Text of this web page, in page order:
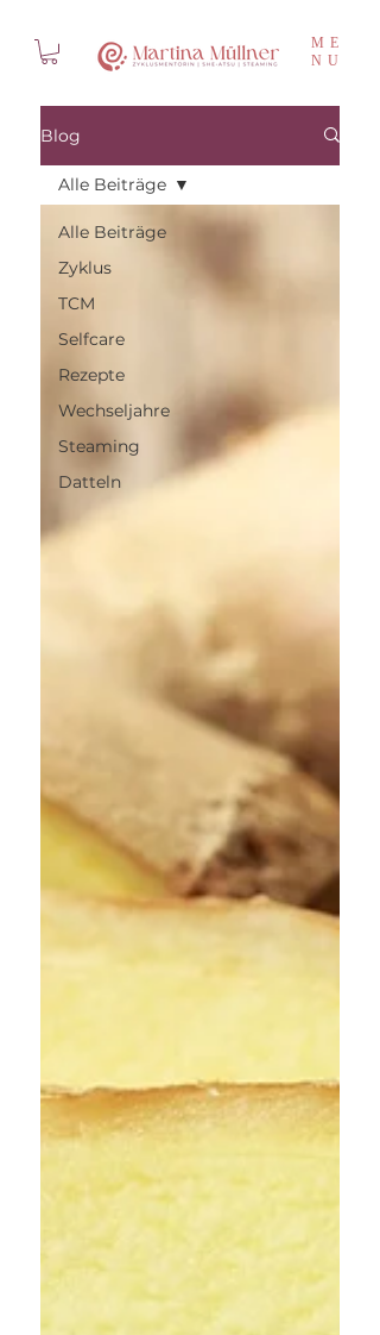
ME
NU
Blog
Alle Beiträge
Zyklus
TCM
Selfcare
Rezepte
Wechseljahre
Steaming
Datteln
Alle Beiträge